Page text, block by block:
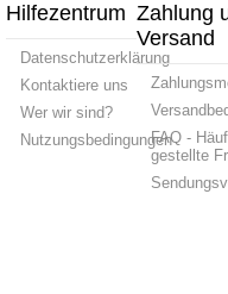
Hilfezentrum
Datenschutzerklärung
Kontaktiere uns
Wer wir sind?
Nutzungsbedingungen
Zahlung
Versand
FAQ -
gestellte